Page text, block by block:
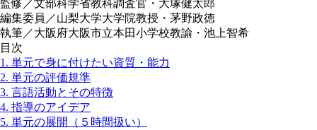
監修／文部科学省教科調査官・大塚健太郎
編集委員／山梨大学大学院教授・茅野政徳
執筆／大阪府大阪市立本田小学校教諭・池上智希
目次
1. 単元で身に付けたい資質・能力
2. 単元の評価規準
3. 言語活動とその特徴
4. 指導のアイデア
5. 単元の展開（５時間扱い）